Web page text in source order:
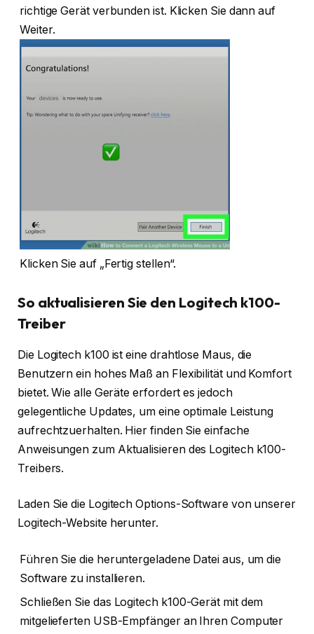
richtige Gerät verbunden ist. Klicken Sie dann auf
Weiter.
Klicken Sie auf „Fertig stellen“.
So aktualisieren Sie den Logitech k100-
Treiber
Die Logitech k100 ist eine drahtlose Maus, die
Benutzern ein hohes Maß an Flexibilität und Komfort
bietet. Wie alle Geräte erfordert es jedoch
gelegentliche Updates, um eine optimale Leistung
aufrechtzuerhalten. Hier finden Sie einfache
Anweisungen zum Aktualisieren des Logitech k100-
Treibers.
Laden Sie die Logitech Options-Software von unserer
Logitech-Website herunter.
Führen Sie die heruntergeladene Datei aus, um die
Software zu installieren.
Schließen Sie das Logitech k100-Gerät mit dem
mitgelieferten USB-Empfänger an Ihren Computer